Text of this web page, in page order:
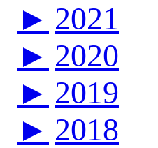
► 2021
► 2020
► 2019
► 2018